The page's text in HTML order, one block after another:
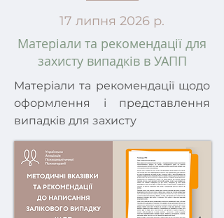
17 липня 2026 р.
Матеріали та рекомендації для
захисту випадків в УАПП
Матеріали та рекомендації щодо
оформлення і представлення
випадків для захисту